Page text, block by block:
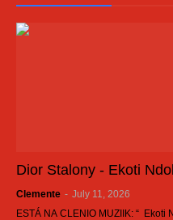
Dior Stalony - Ekoti
Clemente - July 11, 2026
ESTÁ NA CLENIO MUZIIK: “